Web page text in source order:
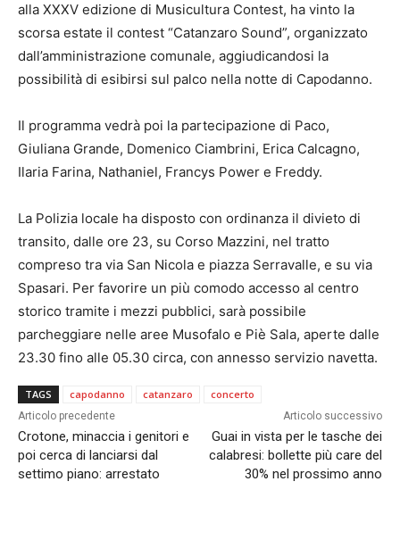
alla XXXV edizione di Musicultura Contest, ha vinto la
scorsa estate il contest “Catanzaro Sound”, organizzato
dall’amministrazione comunale, aggiudicandosi la
possibilità di esibirsi sul palco nella notte di Capodanno.
Il programma vedrà poi la partecipazione di Paco,
Giuliana Grande, Domenico Ciambrini, Erica Calcagno,
Ilaria Farina, Nathaniel, Francys Power e Freddy.
La Polizia locale ha disposto con ordinanza il divieto di
transito, dalle ore 23, su Corso Mazzini, nel tratto
compreso tra via San Nicola e piazza Serravalle, e su via
Spasari. Per favorire un più comodo accesso al centro
storico tramite i mezzi pubblici, sarà possibile
parcheggiare nelle aree Musofalo e Piè Sala, aperte dalle
23.30 fino alle 05.30 circa, con annesso servizio navetta.
TAGS capodanno catanzaro concerto
Articolo precedente
Crotone, minaccia i genitori e
poi cerca di lanciarsi dal
settimo piano: arrestato
Articolo successivo
Guai in vista per le tasche dei
calabresi: bollette più care del
30% nel prossimo anno